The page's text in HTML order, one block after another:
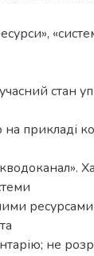
стан
прикладі
не